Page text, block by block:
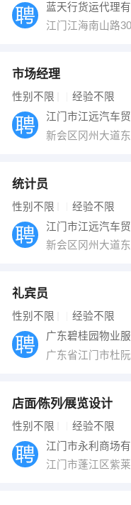
蓝天行货运代理
江门江海南山路
市场经理
性别不限 经验不限
江门市江远汽车
新会区冈州大道
统计员
性别不限 经验不限
江门市江远汽车
新会区冈州大道
礼宾员
性别不限 经验不限
广东省江门市杜
店面∕陈列∕展览设计
性别不限 经验不限
江门市永利商场
江门市蓬江区紫